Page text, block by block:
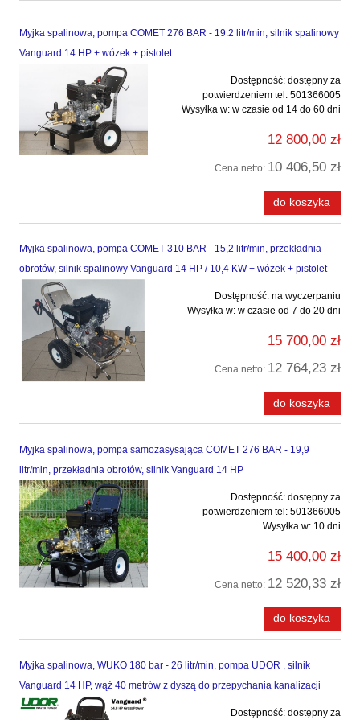
Myjka spalinowa, pompa COMET 276 BAR - 19.2 litr/min, silnik spalinowy
Vanguard 14 HP + wózek + pistolet
Dostępność: dostępny za
potwierdzeniem tel: 501366005
Wysyłka w: w czasie od 14 do 60 dni
12 800,00 zł
Cena netto: 10 406,50 zł
do koszyka
Myjka spalinowa, pompa COMET 310 BAR - 15,2 litr/min, przekładnia
obrotów, silnik spalinowy Vanguard 14 HP / 10,4 KW + wózek + pistolet
Dostępność: na wyczerpaniu
Wysyłka w: w czasie od 7 do 20 dni
15 700,00 zł
Cena netto: 12 764,23 zł
do koszyka
Myjka spalinowa, pompa samozasysająca COMET 276 BAR - 19,9
litr/min, przekładnia obrotów, silnik Vanguard 14 HP
Dostępność: dostępny za
potwierdzeniem tel: 501366005
Wysyłka w: 10 dni
15 400,00 zł
Cena netto: 12 520,33 zł
do koszyka
Myjka spalinowa, WUKO 180 bar - 26 litr/min, pompa UDOR , silnik
Vanguard 14 HP, wąż 40 metrów z dyszą do przepychania kanalizacji
Dostępność: dostępny za